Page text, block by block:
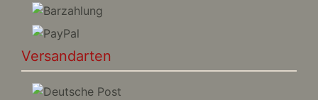
Versandarten